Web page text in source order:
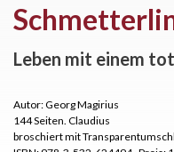
Leben mit einem
Autor: Georg Magirius
144 Seiten. Claudius
broschiert mit